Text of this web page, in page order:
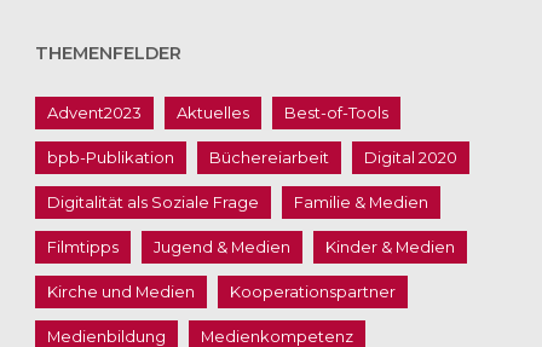
THEMENFELDER
Advent2023 Aktuelles Best-of-Tools
bpb-Publikation Büchereiarbeit Digital 2020
Digitalität als Soziale Frage Familie & Medien
Filmtipps Jugend & Medien Kinder & Medien
Kirche und Medien Kooperationspartner
Medienbildung Medienkompetenz